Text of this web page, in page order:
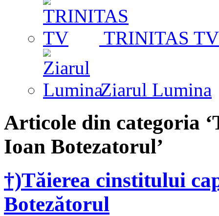
TRINITAS TV
Ziarul Lumina
Articole din categoria
Ioan Botezatorul’
†)Tăierea cinstitului
Botezătorul